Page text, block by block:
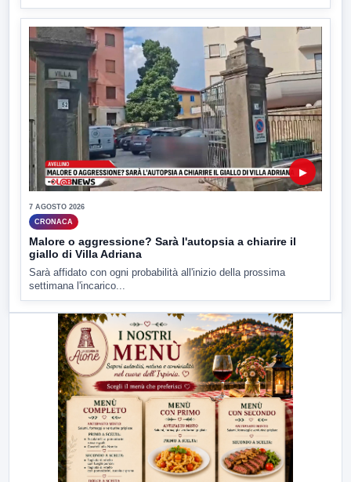
▶
7 AGOSTO 2026
CRONACA
Malore o aggressione? Sarà l'autopsia a chiarire il
giallo di Villa Adriana
Sarà affidato con ogni probabilità all'inizio della prossima
settimana l'incarico...